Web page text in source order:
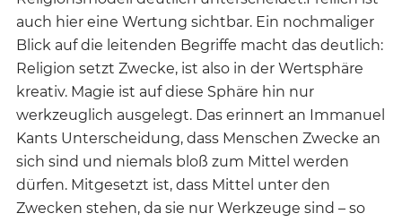
auch hier eine Wertung sichtbar. Ein nochmaliger
Blick auf die leitenden Begriffe macht das deutlich:
Religion setzt Zwecke, ist also in der Wertsphäre
kreativ. Magie ist auf diese Sphäre hin nur
werkzeuglich ausgelegt. Das erinnert an Immanuel
Kants Unterscheidung, dass Menschen Zwecke an
sich sind und niemals bloß zum Mittel werden
dürfen. Mitgesetzt ist, dass Mittel unter den
Zwecken stehen, da sie nur Werkzeuge sind – so